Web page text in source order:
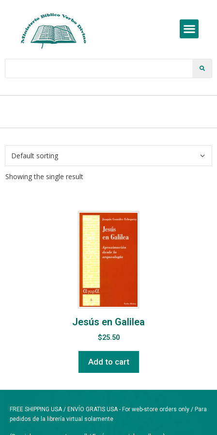
Showing the single result
Jesús en Galilea
$25.50
Add to cart
FREE SHIPPING USA / ENVÍO GRATIS USA - For web-store orders only / Para
pedidos de la librería virtual solamente